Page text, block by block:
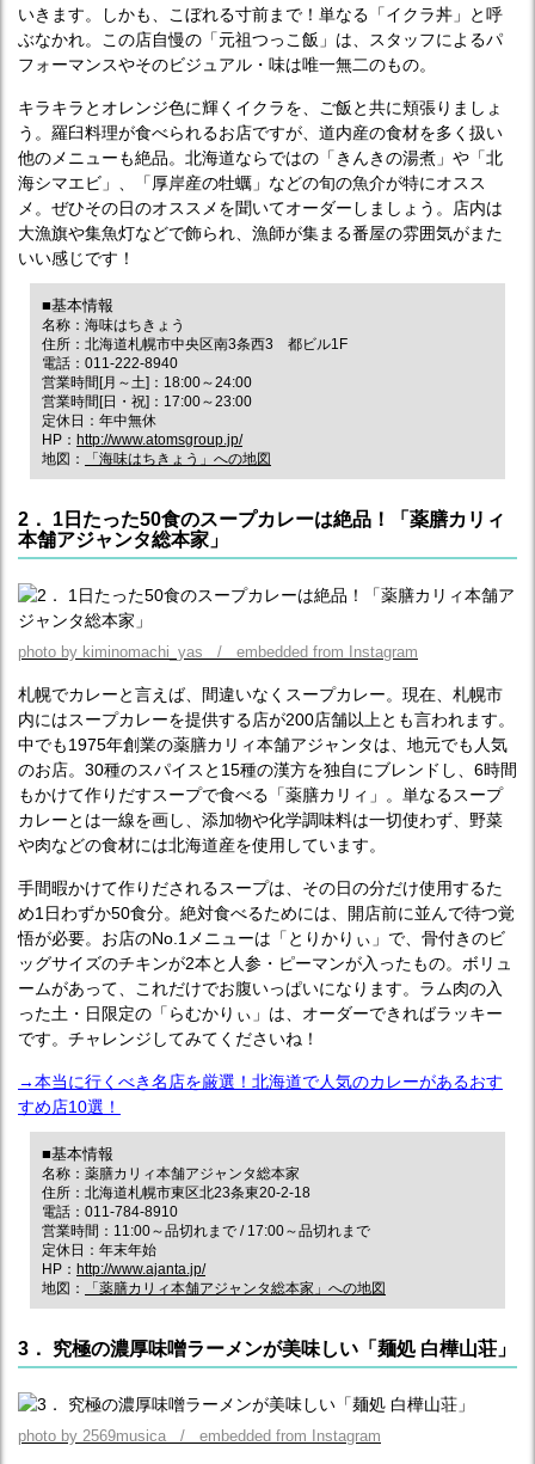
いきます。しかも、こぼれる寸前まで！単なる「イクラ丼」と呼
ぶなかれ。この店自慢の「元祖つっこ飯」は、スタッフによるパ
フォーマンスやそのビジュアル・味は唯一無二のもの。
キラキラとオレンジ色に輝くイクラを、ご飯と共に頬張りましょ
う。羅臼料理が食べられるお店ですが、道内産の食材を多く扱い
他のメニューも絶品。北海道ならではの「きんきの湯煮」や「北
海シマエビ」、「厚岸産の牡蠣」などの旬の魚介が特にオスス
メ。ぜひその日のオススメを聞いてオーダーしましょう。店内は
大漁旗や集魚灯などで飾られ、漁師が集まる番屋の雰囲気がまた
いい感じです！
■基本情報
名称：海味はちきょう
住所：北海道札幌市中央区南3条西3 都ビル1F
電話：011-222-8940
営業時間[月～土]：18:00～24:00
営業時間[日・祝]：17:00～23:00
定休日：年中無休
HP： http://www.atomsgroup.jp/
地図：
「海味はちきょう」への地図
2． 1日たった50食のスープカレーは絶品！「薬膳カリィ
本舗アジャンタ総本家」
photo by kiminomachi_yas / embedded from Instagram
札幌でカレーと言えば、間違いなくスープカレー。現在、札幌市
内にはスープカレーを提供する店が200店舗以上とも言われます。
中でも1975年創業の薬膳カリィ本舗アジャンタは、地元でも人気
のお店。30種のスパイスと15種の漢方を独自にブレンドし、6時間
もかけて作りだすスープで食べる「薬膳カリィ」。単なるスープ
カレーとは一線を画し、添加物や化学調味料は一切使わず、野菜
や肉などの食材には北海道産を使用しています。
手間暇かけて作りだされるスープは、その日の分だけ使用するた
め1日わずか50食分。絶対食べるためには、開店前に並んで待つ覚
悟が必要。お店のNo.1メニューは「とりかりぃ」で、骨付きのビ
ッグサイズのチキンが2本と人参・ピーマンが入ったもの。ボリュ
ームがあって、これだけでお腹いっぱいになります。ラム肉の入
った土・日限定の「らむかりぃ」は、オーダーできればラッキー
です。チャレンジしてみてくださいね！
→本当に行くべき名店を厳選！北海道で人気のカレーがあるおす
すめ店10選！
■基本情報
名称：薬膳カリィ本舗アジャンタ総本家
住所：北海道札幌市東区北23条東20-2-18
電話：011-784-8910
営業時間：11:00～品切れまで / 17:00～品切れまで
定休日：年末年始
HP： http://www.ajanta.jp/
地図：
「薬膳カリィ本舗アジャンタ総本家」への地図
3． 究極の濃厚味噌ラーメンが美味しい「麺処 白樺山荘」
photo by 2569musica / embedded from Instagram